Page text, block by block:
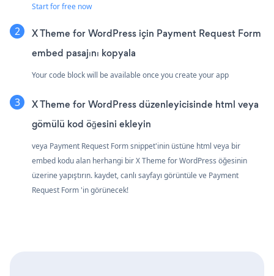
Start for free now
X Theme for WordPress için Payment Request Form
embed pasajını kopyala
Your code block will be available once you create your app
X Theme for WordPress düzenleyicisinde html veya
gömülü kod öğesini ekleyin
veya Payment Request Form snippet'inin üstüne html veya bir
embed kodu alan herhangi bir X Theme for WordPress öğesinin
üzerine yapıştırın. kaydet, canlı sayfayı görüntüle ve Payment
Request Form 'in görünecek!